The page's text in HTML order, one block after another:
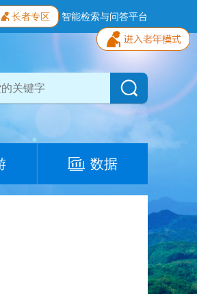
长者专区 智能检索与问答平台
数据